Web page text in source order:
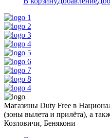
Магазины Duty Free в
(зоны вылета и прилёта), а
Козловичи, Бенякони